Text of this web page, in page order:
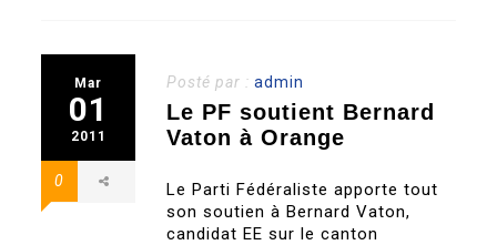
Mar
01
2011
0
Posté par :admin
Le PF soutient Bernard
Vaton à Orange
Le Parti Fédéraliste apporte tout
son soutien à Bernard Vaton,
candidat EE sur le canton